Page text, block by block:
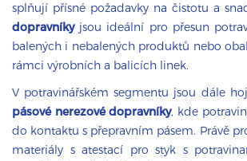
splňují přísné požadavky na čistotu a
dopravníkyjsou ideální pro přesun
balených i nebalených produktů nebo
rámci výrobních a balicích linek.
V potravinářském segmentu jsou dále
pásové nerezové dopravníky, kde
do kontaktu s přepravním pásem. Právě
materiály s atestací pro styk s